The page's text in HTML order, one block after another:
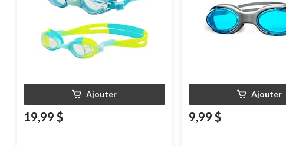
Ajouter
19,99 $
Ajouter
9,99 $